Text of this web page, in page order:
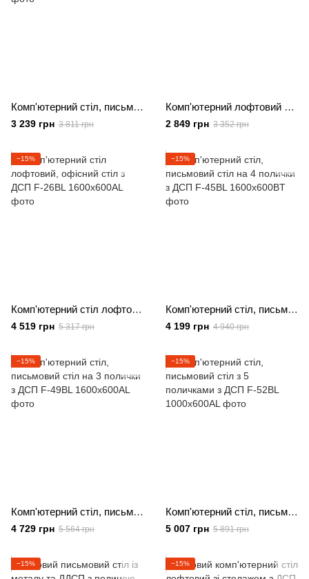
Комп'ютерний стіл, письмовий стіл на 2 полички з ДСП
3 239 грн 3 811 грн
Комп'ютерний лофтовий стіл, офісний стіл з ДСП
2 849 грн 3 352 грн
−15%
Комп'ютерний стіл лофтовий, офісний стіл з ДСП
4 519 грн 5 317 грн
−15%
Комп'ютерний стіл, письмовий стіл на 4 полички з ДСП
4 199 грн 4 940 грн
−15%
Комп'ютерний стіл, письмовий стіл на 3 полички з ДСП
4 729 грн 5 564 грн
−15%
Комп'ютерний стіл, письмовий стіл з 5 поличками з ДСП
5 007 грн 5 891 грн
−15% −15%